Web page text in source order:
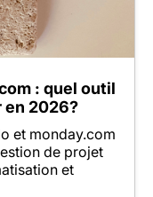
: quel outil
en 2026?
et monday.com
de projet
et